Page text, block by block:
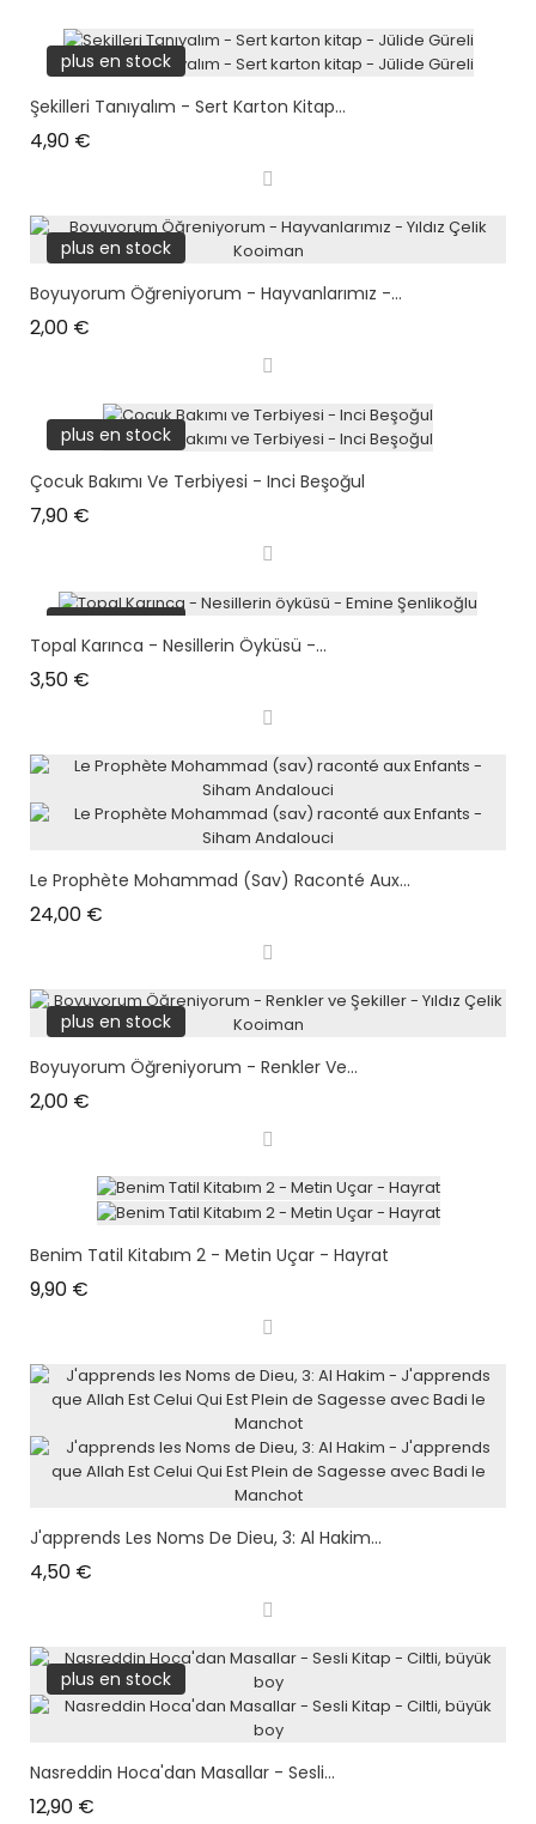
plus en stock
Şekilleri Tanıyalım - Sert Karton Kitap...
4,90 €
plus en stock
Boyuyorum Öğreniyorum - Hayvanlarımız -...
2,00 €
plus en stock
Çocuk Bakımı Ve Terbiyesi - Inci Beşoğul
7,90 €
plus en stock
Topal Karınca - Nesillerin Öyküsü -...
3,50 €
Le Prophète Mohammad (sav) Raconté Aux...
24,00 €
plus en stock
Boyuyorum Öğreniyorum - Renkler Ve...
2,00 €
Benim Tatil Kitabım 2 - Metin Uçar - Hayrat
9,90 €
J'apprends Les Noms De Dieu, 3: Al Hakim...
4,50 €
plus en stock
Nasreddin Hoca'dan Masallar - Sesli...
12,90 €